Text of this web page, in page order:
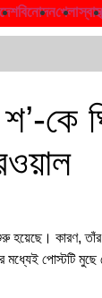
বিনোদনখেলা
কে
হয়েছে। কারণ,
মধ্যেই পোস্টটি